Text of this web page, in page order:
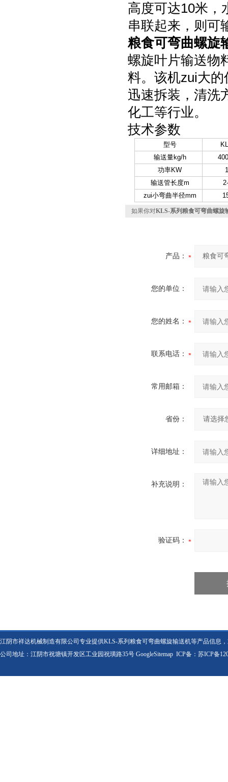
高度可达10米，
串联起来，则可
粮食可弯曲螺旋
螺旋叶片输送物
料。该机zui大
迅速拆装，清洗
化工等行业。
技术参数
型号
输送量kg/h
功率KW
输送管长度m
zui小弯曲半径mm
如果你对KLS-系列粮食可弯曲螺旋
产品：
您的单位：
您的姓名：
联系电话：
常用邮箱：
省份：
详细地址：
补充说明：
验证码：
江阴市祥达机械制造有限公司专业提供KLS-系列粮食可弯曲螺旋输送机等产品信息
公司地址：江阴市祝塘镇开发区工业园祝璜路35号 GoogleSitemap ICP备： 苏ICP备